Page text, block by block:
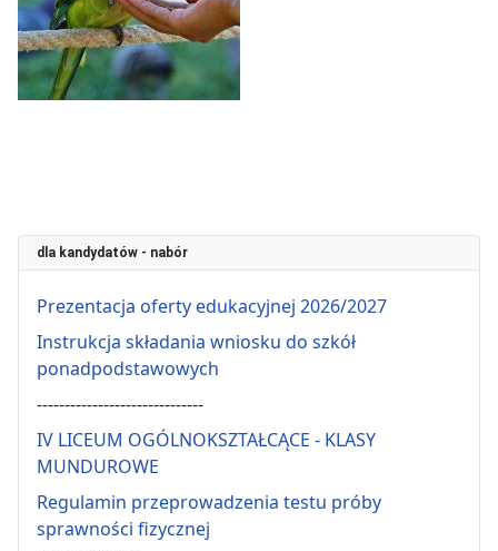
dla kandydatów - nabór
Prezentacja oferty edukacyjnej 2026/2027
Instrukcja składania wniosku do szkół
ponadpodstawowych
------------------------------
IV LICEUM OGÓLNOKSZTAŁCĄCE - KLASY
MUNDUROWE
Regulamin przeprowadzenia testu próby
sprawności fizycznej